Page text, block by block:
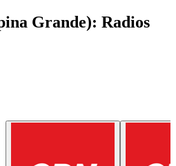
Grande): Radios